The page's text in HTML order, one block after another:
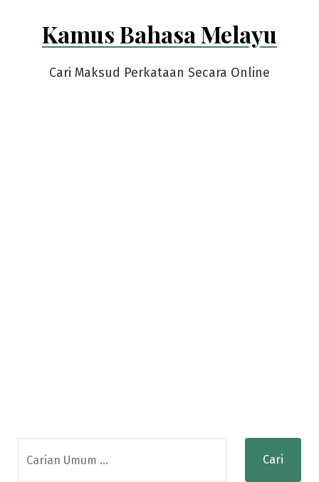
Kamus Bahasa Melayu
Cari Maksud Perkataan Secara Online
for: